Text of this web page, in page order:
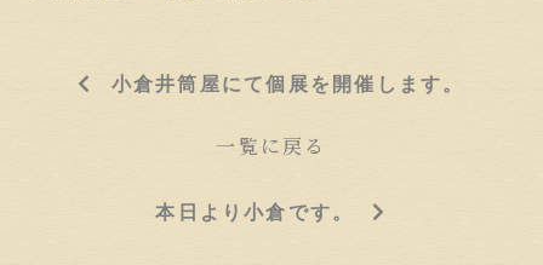
小倉井筒屋にて個展を開催します。
一覧に戻る
本日より小倉です。